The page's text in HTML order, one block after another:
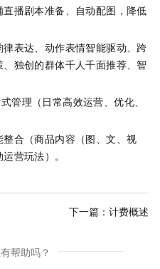
播剧本准备、自动配图，降低
表达、动作表情智能驱动、跨
独创的群体千人千面推荐、智
管理（日常高效运营、优化、
合（商品内容（图、文、视
营玩法）。
下一篇： 计费概述
帮助吗？